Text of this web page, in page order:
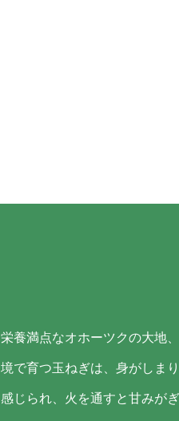
栄養満点なオホーツクの大地
境で育つ玉ねぎは、身がしま
感じられ、火を通すと甘みが